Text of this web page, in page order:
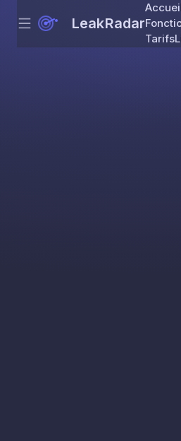
Skip
Menu LeakRadar
Tarifs